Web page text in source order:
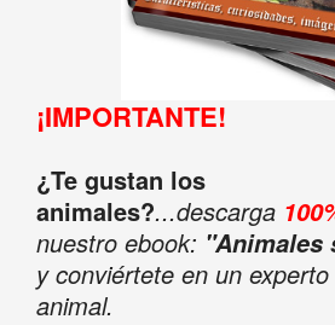
¡IMPORTANTE!
¿Te gustan los
animales?...descarga
nuestro ebook: "Animales
y conviértete en un
animal.